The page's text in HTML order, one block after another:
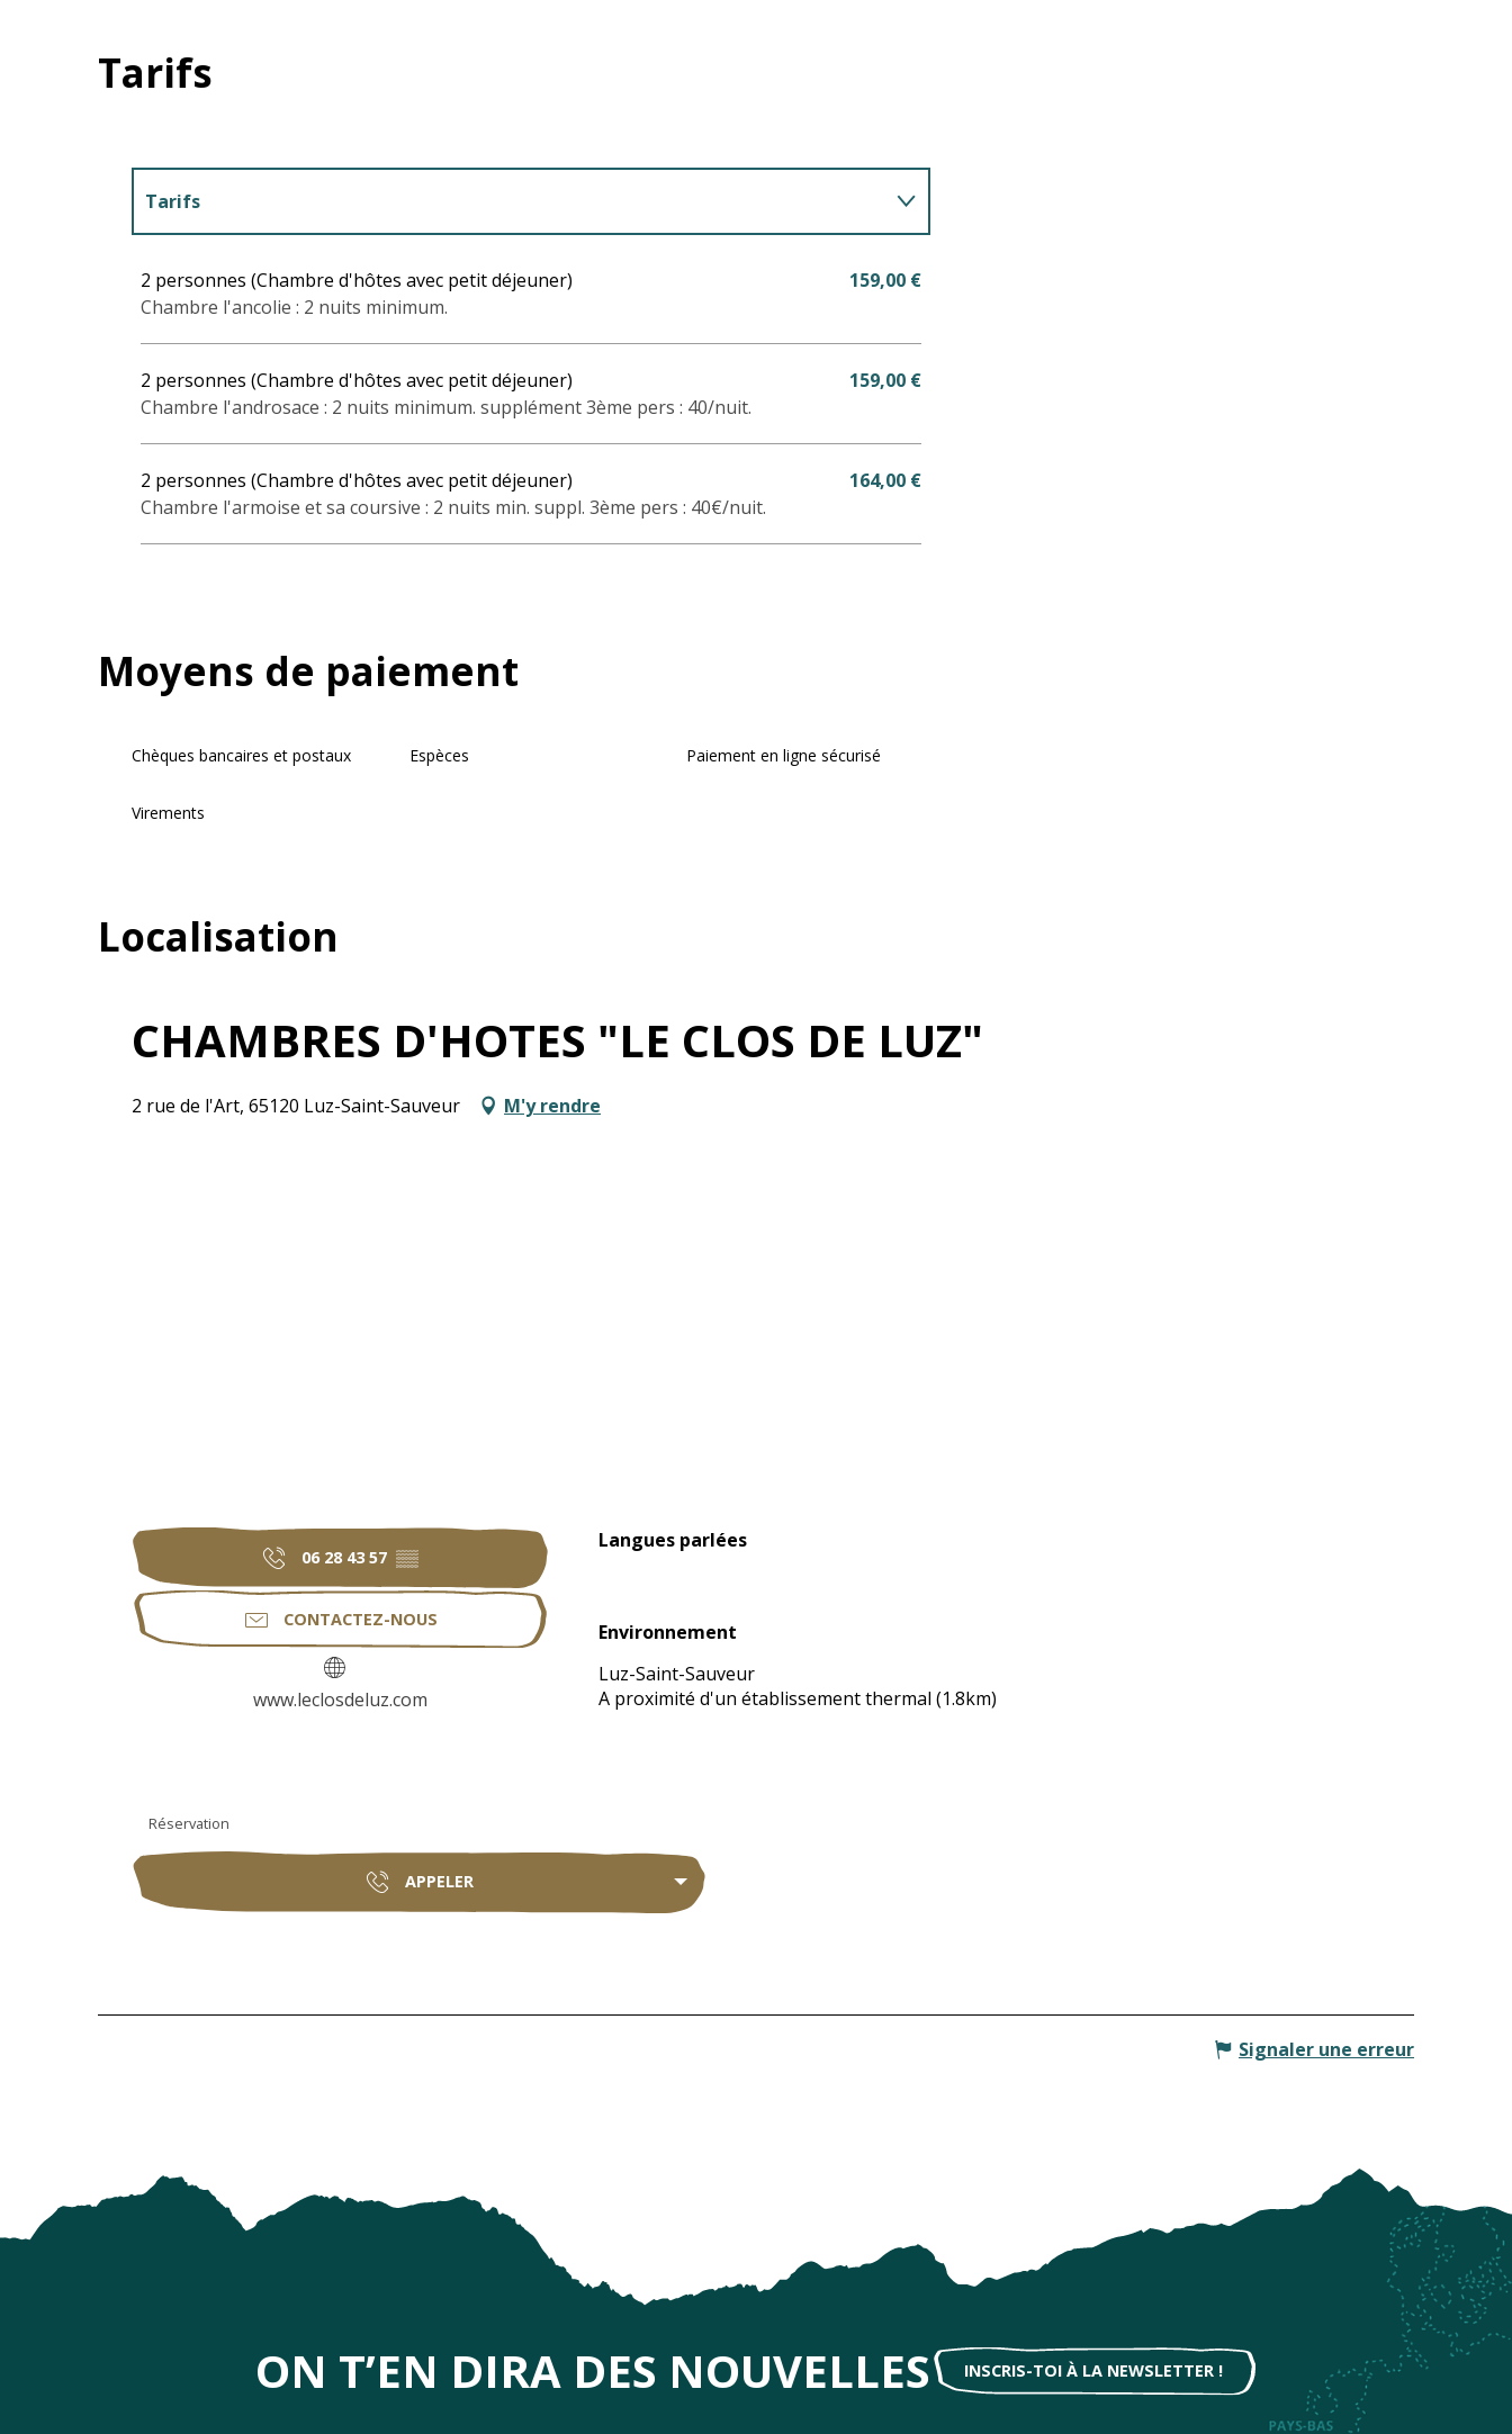
Tarifs
Tarifs
2 personnes (Chambre d'hôtes avec petit déjeuner)
Chambre l'ancolie : 2 nuits minimum.
159,00 €
2 personnes (Chambre d'hôtes avec petit déjeuner)
Chambre l'androsace : 2 nuits minimum. supplément 3ème pers : 40/nuit.
159,00 €
2 personnes (Chambre d'hôtes avec petit déjeuner)
Chambre l'armoise et sa coursive : 2 nuits min. suppl. 3ème pers : 40€/nuit.
164,00 €
Moyens de paiement
Chèques bancaires et postaux Espèces Paiement en ligne sécurisé
Virements
Localisation
CHAMBRES D'HOTES "LE CLOS DE LUZ"
2 rue de l'Art, 65120 Luz-Saint-Sauveur M'y rendre
06 28 43 57 ▒▒
CONTACTEZ-NOUS
www.leclosdeluz.com
Langues parlées
Langues parlées
Environnement
Environnement
Luz-Saint-Sauveur
A proximité d'un établissement thermal (1.8km)
Réservation
APPELER
Signaler une erreur
ON T’EN DIRA DES NOUVELLES INSCRIS-TOI À LA NEWSLETTER !